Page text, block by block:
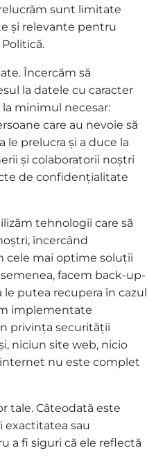
sunt limitate
și relevante pentru
Încercăm să
la datele cu caracter
minimul necesar:
care au nevoie să
le prelucra și a duce la
și colaboratorii noștri
de confidențialitate
tehnologii care să
încercând
cele mai optime soluții
facem back-up-
putea recupera în cazul
implementate
privința securității
niciun site web, nicio
nu este complet
tale. Câteodată este
exactitatea sau
a fi siguri că ele reflectă